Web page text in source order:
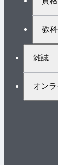
教
雑誌
オン